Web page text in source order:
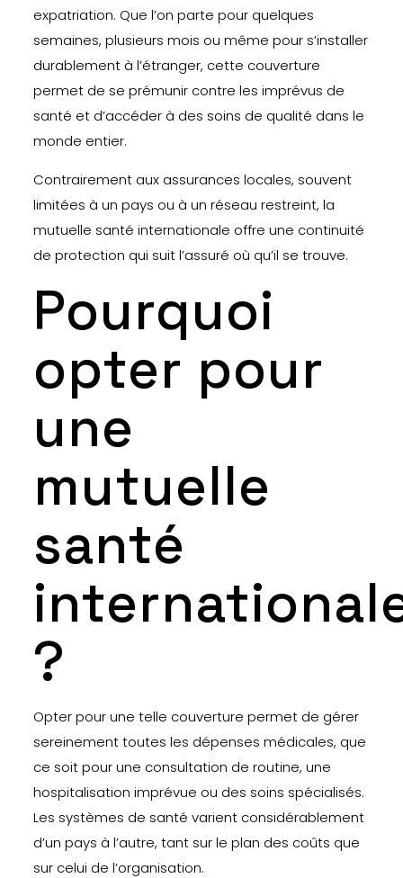
expatriation. Que l’on parte pour quelques
semaines, plusieurs mois ou même pour s’installer
durablement à l’étranger, cette couverture
permet de se prémunir contre les imprévus de
santé et d’accéder à des soins de qualité dans le
monde entier.
Contrairement aux assurances locales, souvent
limitées à un pays ou à un réseau restreint, la
mutuelle santé internationale offre une continuité
de protection qui suit l’assuré où qu’il se trouve.
Pourquoi
opter pour
une
mutuelle
santé
?
Opter pour une telle couverture permet de gérer
sereinement toutes les dépenses médicales, que
ce soit pour une consultation de routine, une
hospitalisation imprévue ou des soins spécialisés.
Les systèmes de santé varient considérablement
d’un pays à l’autre, tant sur le plan des coûts que
sur celui de l’organisation.